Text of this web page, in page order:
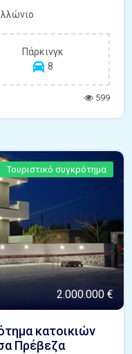
Πάρκινγκ
8
599
Τουριστικό συγκρότημα
2.000.000 €
κατοικιών
Πρέβεζα